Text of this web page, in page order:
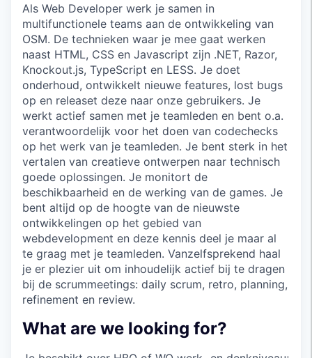
Als Web Developer werk je samen in
multifunctionele teams aan de ontwikkeling van
OSM. De technieken waar je mee gaat werken
naast HTML, CSS en Javascript zijn .NET, Razor,
Knockout.js, TypeScript en LESS. Je doet
onderhoud, ontwikkelt nieuwe features, lost bugs
op en releaset deze naar onze gebruikers. Je
werkt actief samen met je teamleden en bent o.a.
verantwoordelijk voor het doen van codechecks
op het werk van je teamleden. Je bent sterk in het
vertalen van creatieve ontwerpen naar technisch
goede oplossingen. Je monitort de
beschikbaarheid en de werking van de games. Je
bent altijd op de hoogte van de nieuwste
ontwikkelingen op het gebied van
webdevelopment en deze kennis deel je maar al
te graag met je teamleden. Vanzelfsprekend haal
je er plezier uit om inhoudelijk actief bij te dragen
bij de scrummeetings: daily scrum, retro, planning,
refinement en review.
What are we looking for?